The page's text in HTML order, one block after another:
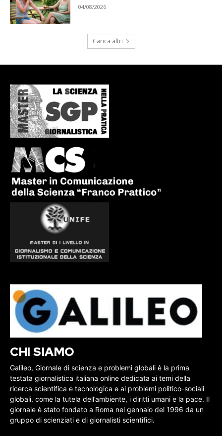
04/08/2026
Carica altri
CHI SIAMO
Galileo, Giornale di scienza e problemi globali è la prima
testata giornalistica italiana online dedicata ai temi della
ricerca scientifica e tecnologica e ai problemi politico-sociali
globali, come la tutela dell’ambiente, i diritti umani e la pace. Il
giornale è stato fondato a Roma nel gennaio del 1996 da un
gruppo di scienziati e di giornalisti scientifici.